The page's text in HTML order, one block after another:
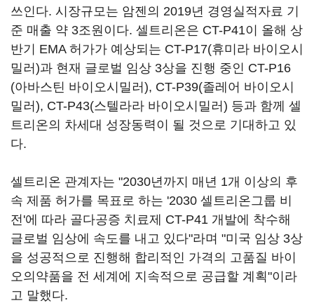
쓰인다. 시장규모는 암젠의 2019년 경영실적자료 기
준 매출 약 3조원이다. 셀트리온은 CT-P41이 올해 상
반기 EMA 허가가 예상되는 CT-P17(휴미라 바이오시
밀러)과 현재 글로벌 임상 3상을 진행 중인 CT-P16
(아바스틴 바이오시밀러), CT-P39(졸레어 바이오시
밀러), CT-P43(스텔라라 바이오시밀러) 등과 함께 셀
트리온의 차세대 성장동력이 될 것으로 기대하고 있
다.
셀트리온 관계자는 "2030년까지 매년 1개 이상의 후
속 제품 허가를 목표로 하는 '2030 셀트리온그룹 비
전'에 따라 골다공증 치료제 CT-P41 개발에 착수해
글로벌 임상에 속도를 내고 있다"라며 "미국 임상 3상
을 성공적으로 진행해 합리적인 가격의 고품질 바이
오의약품을 전 세계에 지속적으로 공급할 계획"이라
고 말했다.